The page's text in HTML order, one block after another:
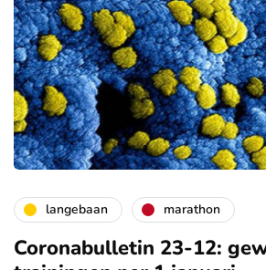
langebaan marathon
Coronabulletin 23-12: